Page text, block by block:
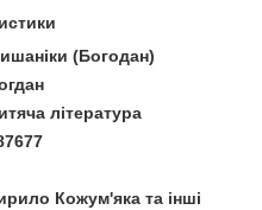
(Богодан)
література
Кожум'яка та інші